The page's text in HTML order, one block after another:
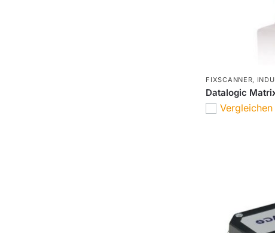
FIXSCANNER,
Datalogic
Vergleichen